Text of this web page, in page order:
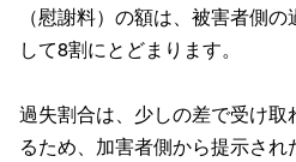
（慰謝料）の額は、被害者側
して8割にとどまります。
過失割合は、少しの差で受け
るため、加害者側から提示さ